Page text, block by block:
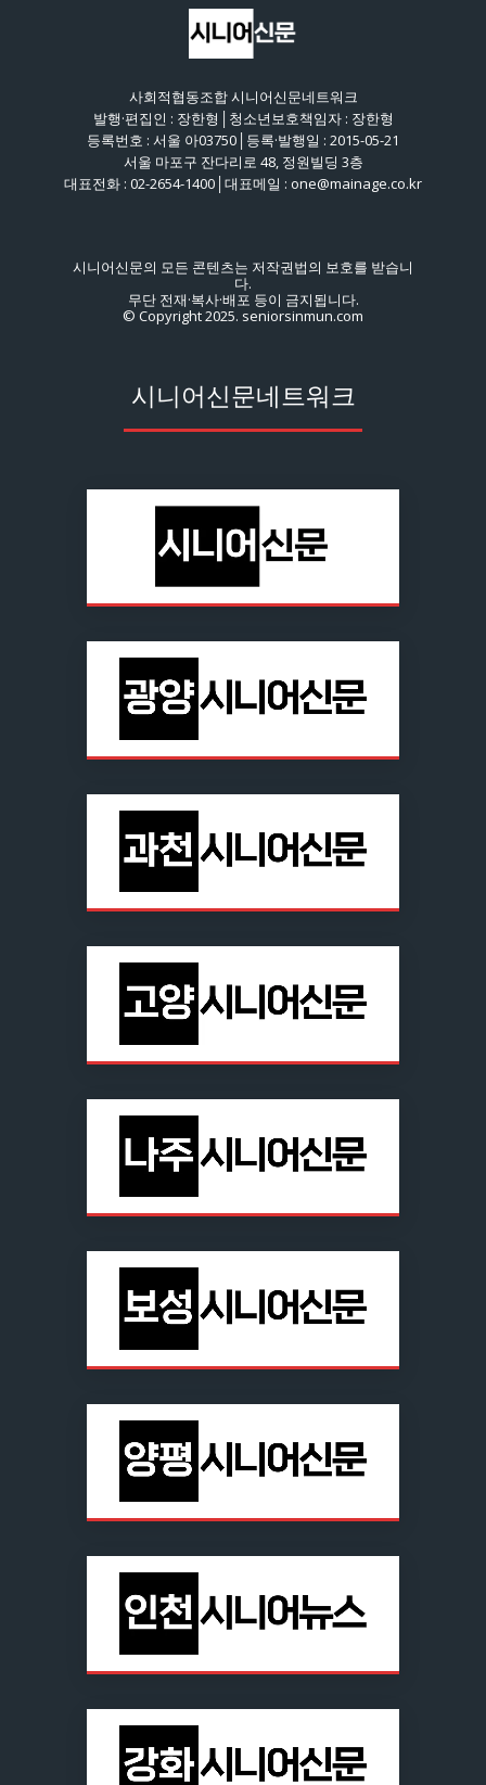
사회적협동조합 시니어신문네트워크
발행·편집인 : 장한형│청소년보호책임자 : 장한형
등록번호 : 서울 아03750│등록·발행일 : 2015-05-21
서울 마포구 잔다리로 48, 정원빌딩 3층
대표전화 : 02-2654-1400│대표메일 : one@mainage.co.kr
시니어신문의 모든 콘텐츠는 저작권법의 보호를 받습니
다.
무단 전재·복사·배포 등이 금지됩니다.
© Copyright 2025. seniorsinmun.com
시니어신문네트워크